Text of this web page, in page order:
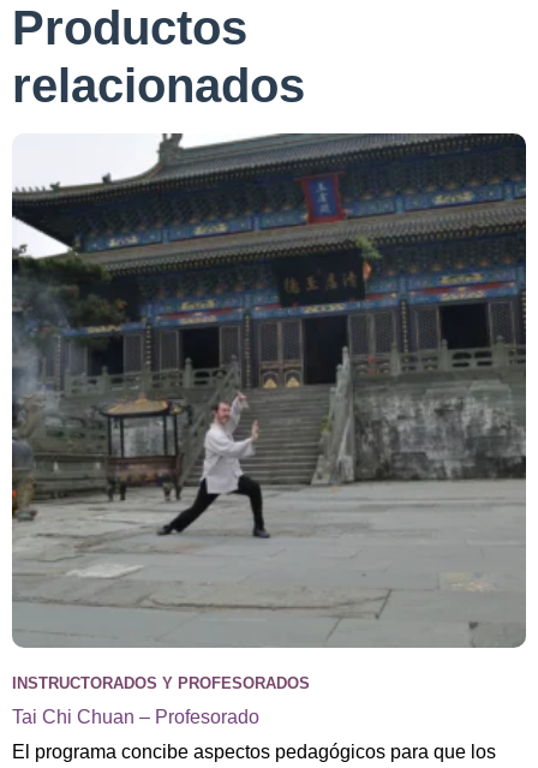
Productos
relacionados
INSTRUCTORADOS Y PROFESORADOS
Tai Chi Chuan – Profesorado
El programa concibe aspectos pedagógicos para que los